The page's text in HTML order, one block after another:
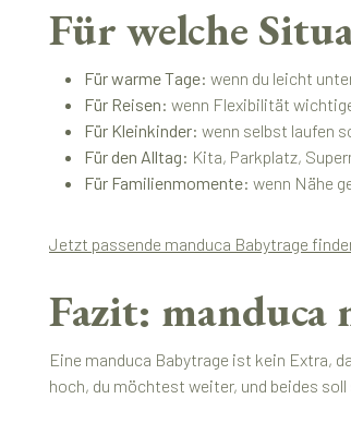
Für welche
Für warme Tage: wenn du leicht
Für Reisen: wenn Flexibilität
Für Kleinkinder: wenn selbst laufen
Für den Alltag: Kita, Parkplatz,
Für Familienmomente: wenn Nähe
Jetzt passende manduca Babytrage
Fazit: manduca
Eine manduca Babytrage ist kein Extra,
hoch, du möchtest weiter, und beides